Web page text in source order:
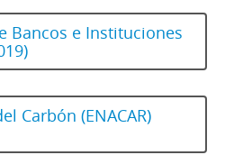
Bancos e Instituciones
Carbón (ENACAR)